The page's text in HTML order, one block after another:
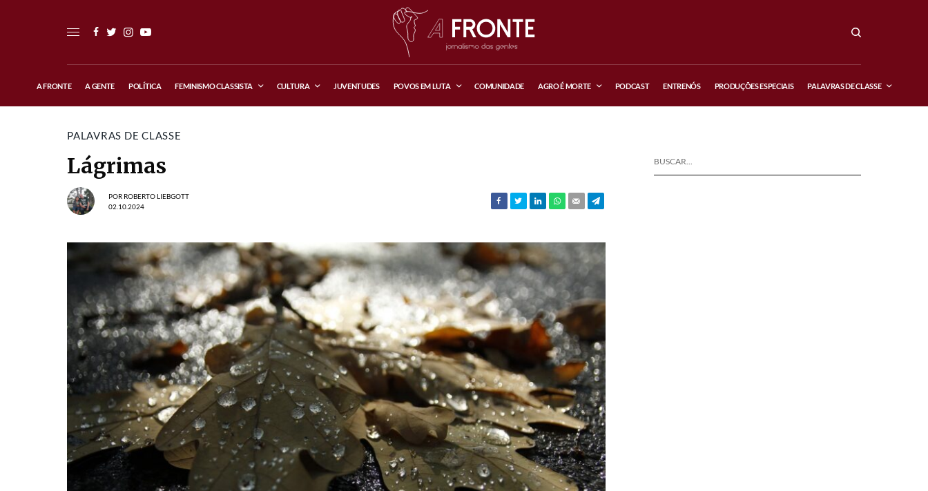
A FRONTE A GENTE POLÍTICA FEMINISMO CLASSISTA CULTURA JUVENTUDES POVOS EM LUTA COMUNIDADE AGRO É MORTE PODCAST ENTRENÓS PRODUÇÕES ESPECIAIS PALAVRAS DE CLASSE
PALAVRAS DE CLASSE
Lágrimas
POR ROBERTO LIEBGOTT
02.10.2024